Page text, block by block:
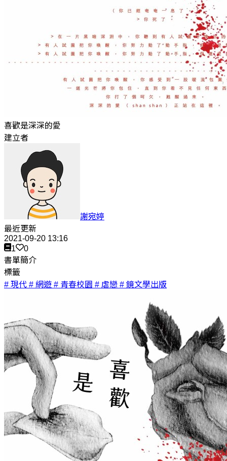
喜歡是深深的愛
建立者
謝宛婷
最近更新
2021-09-20 13:16
1
0
書單簡介
標籤
# 現代 # 網遊 # 青春校園 # 虐戀 # 鏡文學出版